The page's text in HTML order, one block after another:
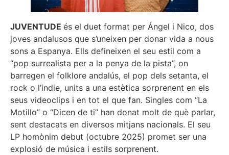
JUVENTUDE és el duet format per Ángel i Nico, dos
joves andalusos que s’uneixen per donar vida a nous
sons a Espanya. Ells defineixen el seu estil com a
“pop surrealista per a la penya de la pista”, on
barregen el folklore andalús, el pop dels setanta, el
rock o l’indie, units a una estètica sorprenent en els
seus videoclips i en tot el que fan. Singles com “La
Motillo” o “Dicen de ti” han donat molt de què parlar,
sent destacats en diversos mitjans nacionals. El seu
LP homònim debut (octubre 2025) promet ser una
explosió de música i estils sorprenent.